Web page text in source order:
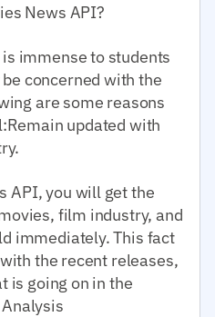
News API?
immense to students
concerned with the
are some reasons
updated with
API, you will get the
film industry, and
immediately. This fact
the recent releases,
is going on in the